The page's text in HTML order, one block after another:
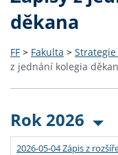
děkana
FF > Fakulta >
z jednání kolegia
Rok 2026
2026-05-04 Zápis z